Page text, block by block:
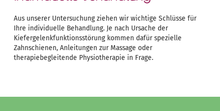
Aus unserer Untersuchung ziehen wir wichtige Schlüsse für
Ihre individuelle Behandlung. Je nach Ursache der
Kiefergelenkfunktionsstörung kommen dafür spezielle
Zahnschienen, Anleitungen zur Massage oder
therapiebegleitende Physiotherapie in Frage.